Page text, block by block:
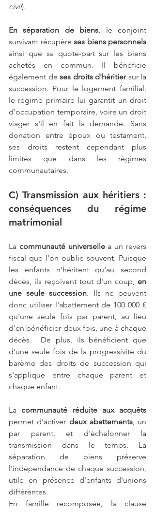
civil).
En séparation de biens , le conjoint
survivant récupère ses biens personnels
ainsi que sa quote-part sur les biens
achetés en commun. Il bénéficie
également de ses droits d'héritier sur la
succession. Pour le logement familial,
le régime primaire lui garantit un droit
d'occupation temporaire, voire un droit
viager s'il en fait la demande. Sans
donation entre époux ou testament,
ses droits restent cependant plus
limités que dans les régimes
communautaires.
C) Transmission aux héritiers :
conséquences du régime
matrimonial
La communauté universelle a un revers
fiscal que l'on oublie souvent. Puisque
les enfants n'héritent qu'au second
décès, ils reçoivent tout d'un coup, en
une seule succession. Ils ne peuvent
donc utiliser l'abattement de 100 000 €
qu'une seule fois par parent, au lieu
d'en bénéficier deux fois, une à chaque
décès.  De plus, ils bénéficient que
d'une seule fois de la progressivité du
barème des droits de succession qui
s'applique entre chaque parent et
chaque enfant.
La communauté réduite aux acquêts
permet d'activer deux abattements, un
par parent, et d'échelonner la
transmission dans le temps. La
séparation de biens préserve
l'indépendance de chaque succession,
utile en présence d'enfants d'unions
différentes.
En famille recomposée, la clause